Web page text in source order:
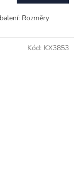
Rozměry
Kód: KX3853